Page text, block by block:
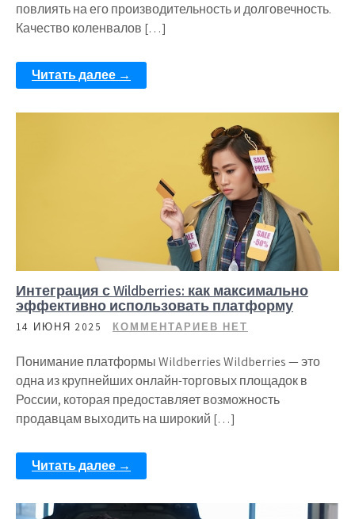
повлиять на его производительность и долговечность.
Качество коленвалов […]
Читать далее →
Интеграция с Wildberries: как максимально
эффективно использовать платформу
14 ИЮНЯ 2025 КОММЕНТАРИЕВ НЕТ
Понимание платформы Wildberries Wildberries — это
одна из крупнейших онлайн-торговых площадок в
России, которая предоставляет возможность
продавцам выходить на широкий […]
Читать далее →